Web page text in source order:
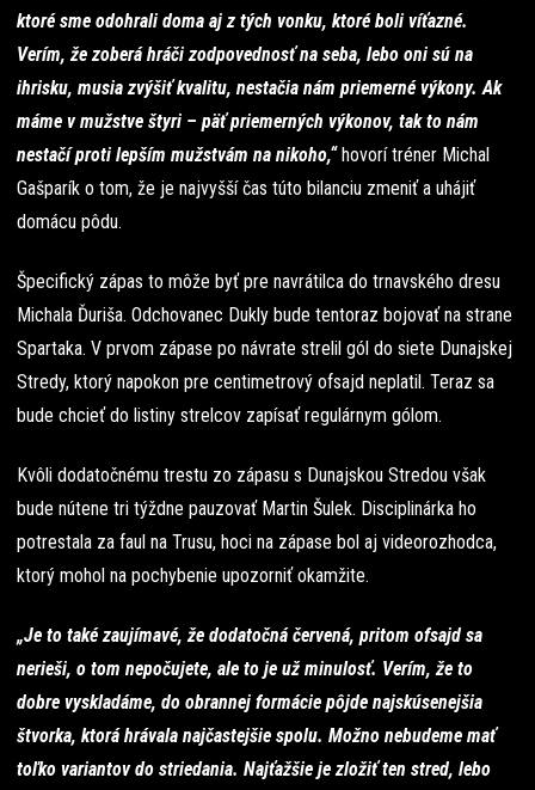
ktoré sme odohrali doma aj z tých vonku, ktoré boli víťazné.
Verím, že zoberá hráči zodpovednosť na seba, lebo oni sú na
ihrisku, musia zvýšiť kvalitu, nestačia nám priemerné výkony. Ak
máme v mužstve štyri – päť priemerných výkonov, tak to nám
nestačí proti lepším mužstvám na nikoho,“hovorí tréner Michal
Gašparík o tom, že je najvyšší čas túto bilanciu zmeniť a uhájiť
domácu pôdu.
Špecifický zápas to môže byť pre navrátilca do trnavského dresu
Michala Ďuriša. Odchovanec Dukly bude tentoraz bojovať na strane
Spartaka. V prvom zápase po návrate strelil gól do siete Dunajskej
Stredy, ktorý napokon pre centimetrový ofsajd neplatil. Teraz sa
bude chcieť do listiny strelcov zapísať regulárnym gólom.
Kvôli dodatočnému trestu zo zápasu s Dunajskou Stredou však
bude nútene tri týždne pauzovať Martin Šulek. Disciplinárka ho
potrestala za faul na Trusu, hoci na zápase bol aj videorozhodca,
ktorý mohol na pochybenie upozorniť okamžite.
„Je to také zaujímavé, že dodatočná červená, pritom ofsajd sa
nerieši, o tom nepočujete, ale to je už minulosť. Verím, že to
dobre vyskladáme, do obrannej formácie pôjde najskúsenejšia
štvorka, ktorá hrávala najčastejšie spolu. Možno nebudeme mať
toľko variantov do striedania. Najťažšie je zložiť ten stred, lebo